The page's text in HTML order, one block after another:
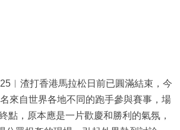
渣打香港馬拉松日前已圓滿結束，今
來自世界各地不同的跑手參與賽事，場
點，原本應是一片歡慶和勝利的氣氛，